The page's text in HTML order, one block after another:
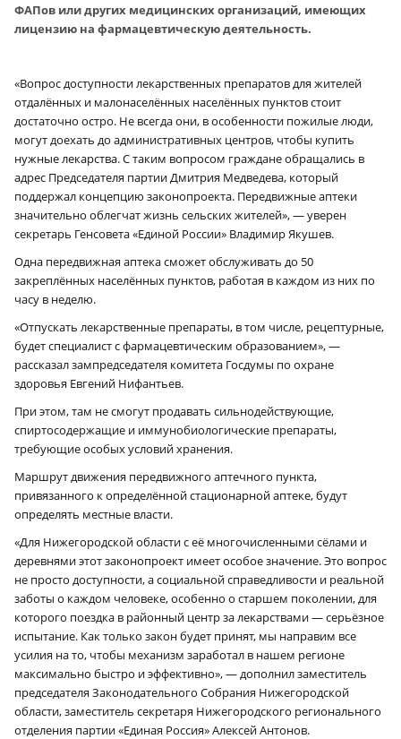
ФАПов или других медицинских организаций, имеющих
лицензию на фармацевтическую деятельность.
«Вопрос доступности лекарственных препаратов для жителей
отдалённых и малонаселённых населённых пунктов стоит
достаточно остро. Не всегда они, в особенности пожилые люди,
могут доехать до административных центров, чтобы купить
нужные лекарства. С таким вопросом граждане обращались в
адрес Председателя партии Дмитрия Медведева, который
поддержал концепцию законопроекта. Передвижные аптеки
значительно облегчат жизнь сельских жителей», — уверен
секретарь Генсовета «Единой России» Владимир Якушев.
Одна передвижная аптека сможет обслуживать до 50
закреплённых населённых пунктов, работая в каждом из них по
часу в неделю.
«Отпускать лекарственные препараты, в том числе, рецептурные,
будет специалист с фармацевтическим образованием», —
рассказал зампредседателя комитета Госдумы по охране
здоровья Евгений Нифантьев.
При этом, там не смогут продавать сильнодействующие,
спиртосодержащие и иммунобиологические препараты,
требующие особых условий хранения.
Маршрут движения передвижного аптечного пункта,
привязанного к определённой стационарной аптеке, будут
определять местные власти.
«Для Нижегородской области с её многочисленными сёлами и
деревнями этот законопроект имеет особое значение. Это вопрос
не просто доступности, а социальной справедливости и реальной
заботы о каждом человеке, особенно о старшем поколении, для
которого поездка в районный центр за лекарствами — серьёзное
испытание. Как только закон будет принят, мы направим все
усилия на то, чтобы механизм заработал в нашем регионе
максимально быстро и эффективно», — дополнил заместитель
председателя Законодательного Собрания Нижегородской
области, заместитель секретаря Нижегородского регионального
отделения партии «Единая Россия» Алексей Антонов.